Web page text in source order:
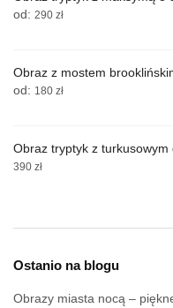
od: 290 zł
Obraz z mostem
od: 180 zł
Obraz tryptyk z turkusowym
390 zł
Ostanio na blogu
Obrazy miasta nocą –